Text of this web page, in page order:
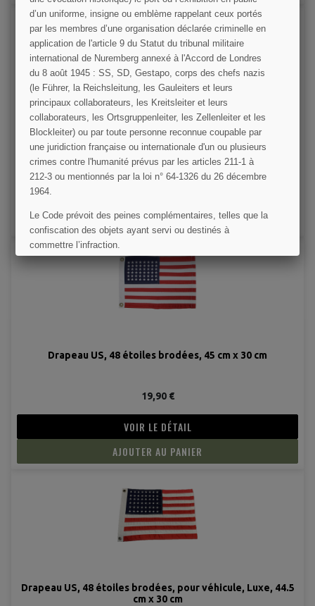
Drapeau US 48 étoiles, imprimé
9,00 €
AJOUTER AU PANIER
Drapeau US, 48 étoiles brodées, 45 cm x 30 cm
19,90 €
VOIR LE DÉTAIL
AJOUTER AU PANIER
Drapeau US, 48 étoiles brodées, pour véhicule, Luxe, 44.5
cm x 30 cm
d’un uniforme, insigne ou emblème rappelant ceux portés
par les membres d’une organisation déclarée criminelle en
application de l'article 9 du Statut du tribunal militaire
international de Nuremberg annexé à l'Accord de Londres
du 8 août 1945 : SS, SD, Gestapo, corps des chefs nazis
(le Führer, la Reichsleitung, les Gauleiters et leurs
principaux collaborateurs, les Kreitsleiter et leurs
collaborateurs, les Ortsgruppenleiter, les Zellenleiter et les
Blockleiter) ou par toute personne reconnue coupable par
une juridiction française ou internationale d'un ou plusieurs
crimes contre l'humanité prévus par les articles 211-1 à
212-3 ou mentionnés par la loi n° 64-1326 du 26 décembre
1964.
Le Code prévoit des peines complémentaires, telles que la
confiscation des objets ayant servi ou destinés à
commettre l’infraction.
J'AI COMPRIS